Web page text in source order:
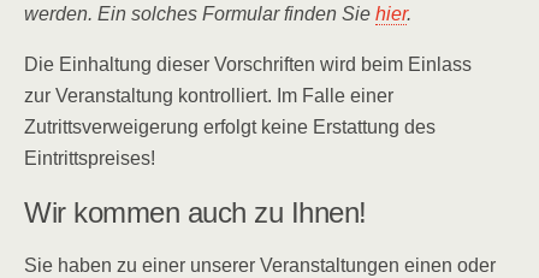
werden. Ein solches Formular finden Sie hier.
Die Einhaltung dieser Vorschriften wird beim Einlass
zur Veranstaltung kontrolliert. Im Falle einer
Zutrittsverweigerung erfolgt keine Erstattung des
Eintrittspreises!
Wir kommen auch zu Ihnen!
Sie haben zu einer unserer Veranstaltungen einen oder